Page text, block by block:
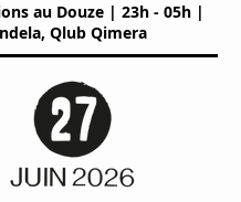
au Douze | 23h - 05h |
Qlub Qimera